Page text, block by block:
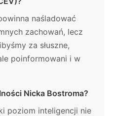
naśladować
zachowań, lecz
za słuszne,
poinformowani i w
Nicka Bostroma?
poziom inteligencji nie